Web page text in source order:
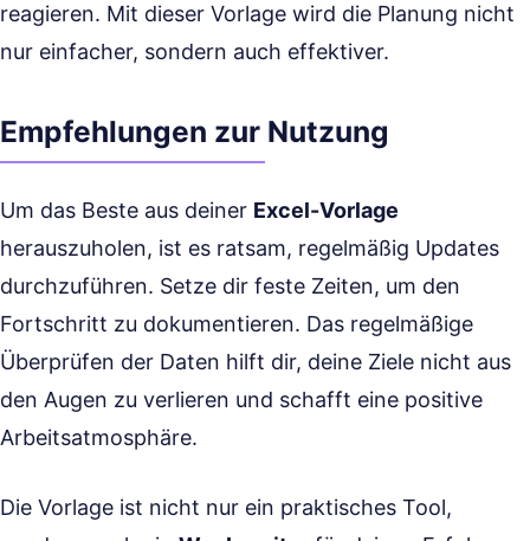
reagieren. Mit dieser Vorlage wird die Planung nicht
nur einfacher, sondern auch effektiver.
Empfehlungen zur Nutzung
Um das Beste aus deiner Excel-Vorlage
herauszuholen, ist es ratsam, regelmäßig Updates
durchzuführen. Setze dir feste Zeiten, um den
Fortschritt zu dokumentieren. Das regelmäßige
Überprüfen der Daten hilft dir, deine Ziele nicht aus
den Augen zu verlieren und schafft eine positive
Arbeitsatmosphäre.
Die Vorlage ist nicht nur ein praktisches Tool,